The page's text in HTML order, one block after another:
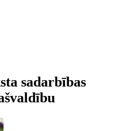
sadarbības